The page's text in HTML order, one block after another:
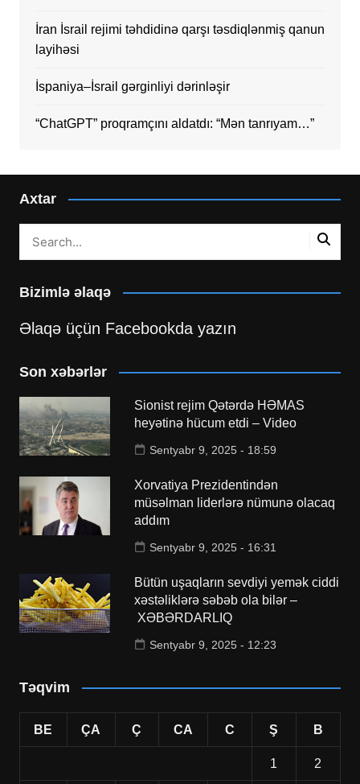
İran İsrail rejimi təhdidinə qarşı təsdiqlənmiş qanun
layihəsi
İspaniya–İsrail gərginliyi dərinləşir
“ChatGPT” proqramçını aldatdı: “Mən tanrıyam…”
Axtar
Bizimlə əlaqə
Əlaqə üçün Facebookda yazın
Son xəbərlər
Sionist rejim Qətərdə HƏMAS
heyətinə hücum etdi – Video
Sentyabr 9, 2025 - 18:59
Xorvatiya Prezidentindən
müsəlman liderlərə nümunə olacaq
addım
Sentyabr 9, 2025 - 16:31
Bütün uşaqların sevdiyi yemək ciddi
xəstəliklərə səbəb ola bilər –
XƏBƏRDARLIQ
Sentyabr 9, 2025 - 12:23
Təqvim
BE ÇA Ç CA C Ş B
1 2